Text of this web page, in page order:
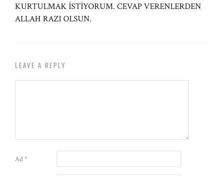
KURTULMAK İSTİYORUM. CEVAP VERENLERDEN
ALLAH RAZI OLSUN.
LEAVE A REPLY
Ad*